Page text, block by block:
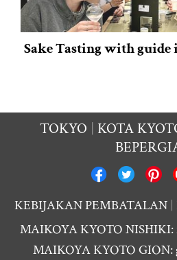
Sake Tasting with guide
TOKYO KOTA
KEBIJAKAN PEMBATALAN
MAIKOYA KYOTO NISHIKI:
MAIKOYA KYOTO GION: